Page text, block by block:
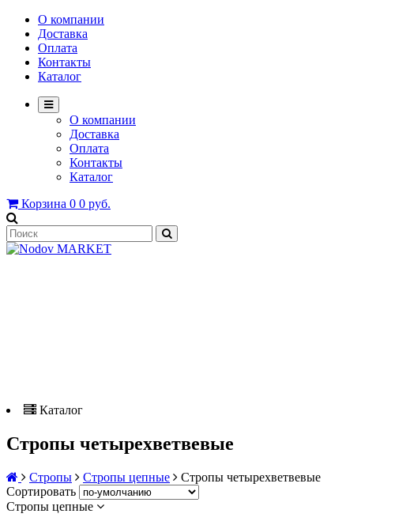
О компании
Доставка
Оплата
Контакты
Каталог
О компании
Доставка
Оплата
Контакты
Каталог
Корзина 0 0 руб.
Каталог
Стропы четырехветвевые
Стропы Стропы цепные
Стропы четырехветвевые
Сортировать
Стропы цепные